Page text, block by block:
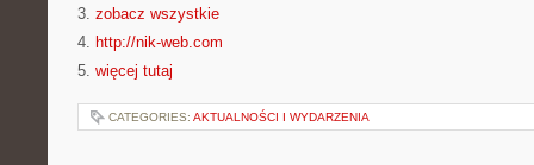
3. zobacz wszystkie
4. http://nik-web.com
5. więcej tutaj
CATEGORIES: AKTUALNOŚCI I WYDARZENIA